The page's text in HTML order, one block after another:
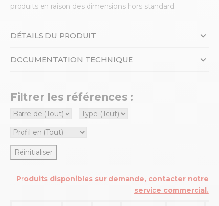
produits en raison des dimensions hors standard.
DÉTAILS DU PRODUIT
DOCUMENTATION TECHNIQUE
Filtrer les références :
Réinitialiser
Produits disponibles sur demande, contacter notre
service commercial.